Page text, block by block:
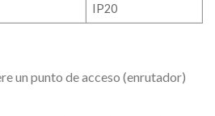
IP20
un punto de acceso (enrutador)